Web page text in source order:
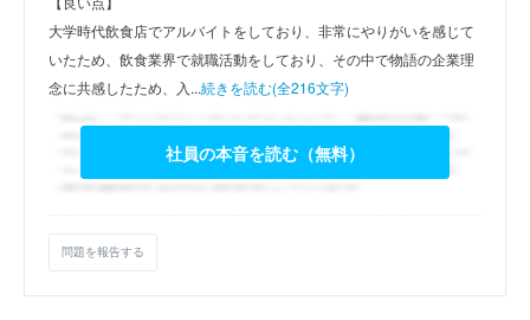
大学時代飲食店でアルバイトをしており、非常にやりがいを感じて
いたため、飲食業界で就職活動をしており、その中で物語の企業理
念に共感したため、入...続きを読む(全216文字)
社員の本音を読む（無料）
問題を報告する